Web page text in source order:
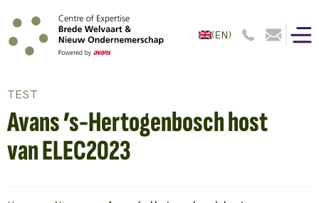
(EN)
TEST
Avans ’s-Hertogenbosch host
van ELEC2023